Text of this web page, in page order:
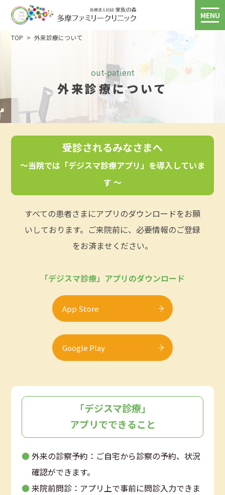
MENU
TOP 外来診療について
out-patient
外来診療について
受診されるみなさまへ
～当院では「デジスマ診療アプリ」を導入していま
す ～
すべての患者さまにアプリのダウンロードをお願
いしております。ご来院前に、必要情報のご登録
をお済ませください。
「デジスマ診療」アプリのダウンロード
App Store
Google Play
「デジスマ診療」
アプリでできること
外来の診察予約：ご自宅から診察の予約、状況
確認ができます。
来院前問診：アプリ上で事前に問診入力できま